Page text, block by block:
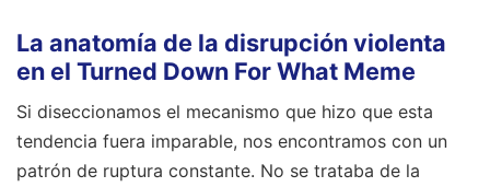
La anatomía de la disrupción violenta
en el Turned Down For What Meme
Si diseccionamos el mecanismo que hizo que esta
tendencia fuera imparable, nos encontramos con un
patrón de ruptura constante. No se trataba de la